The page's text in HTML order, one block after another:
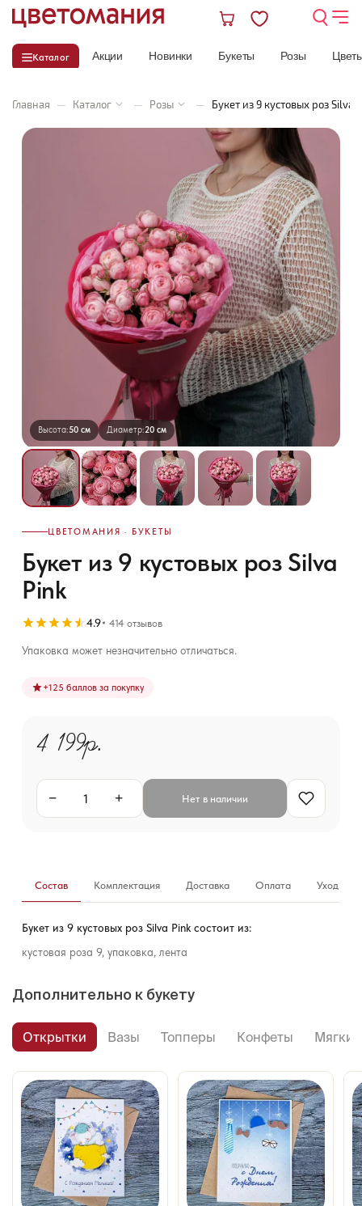
Каталог Акции Новинки Букеты Розы
Главная — Каталог — Розы — Букет из 9 кустовых роз Silva
Высота:50 см Диаметр:20 см
ЦВЕТОМАНИЯ · БУКЕТЫ
Букет из 9 кустовых роз Silva
Pink
4.9 414 отзывов
Упаковка может незначительно отличаться.
+125 баллов за покупку
4 199р.
− + Нет в наличии
Состав Комплектация Доставка Оплата Уход за
Букет из 9 кустовых роз Silva Pink состоит из:
кустовая роза 9, упаковка, лента
Дополнительно к букету
Открытки Вазы Топперы Конфеты